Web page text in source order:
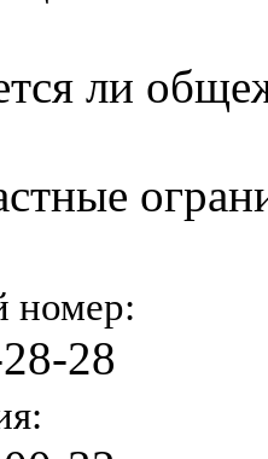
ли
номер:
28